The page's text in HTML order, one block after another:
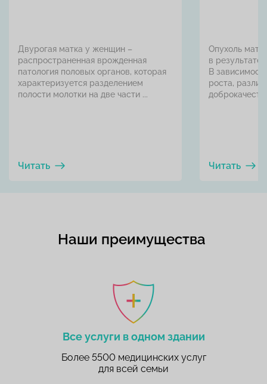
Двурогая матка у женщин –
распространенная врожденная
патология половых органов, которая
характеризуется разделением
полости молотки на две части ...
Читать
Опухоль
в результате
В
роста,
Читать
Наши преимущества
Все услуги в одном здании
Более 5500 медицинских услуг
для всей семьи